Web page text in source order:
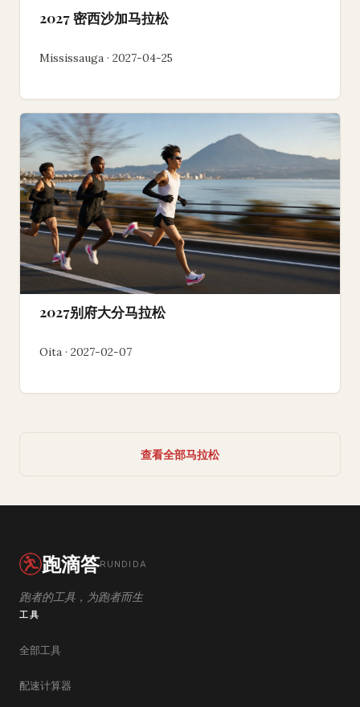
2027 密西沙加马拉松
Mississauga · 2027-04-25
2027别府大分马拉松
Oita · 2027-02-07
查看全部马拉松
跑滴答RUNDIDA
跑者的工具，为跑者而生
工具
全部工具
配速计算器